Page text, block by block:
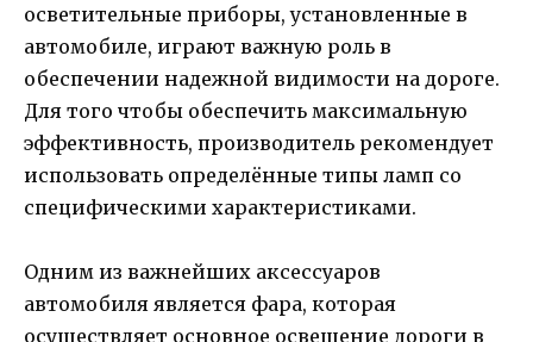
осветительные приборы, установленные в
автомобиле, играют важную роль в
обеспечении надежной видимости на дороге.
Для того чтобы обеспечить максимальную
эффективность, производитель рекомендует
использовать определённые типы ламп со
специфическими характеристиками.
Одним из важнейших аксессуаров
автомобиля является фара, которая
осуществляет основное освещение дороги в